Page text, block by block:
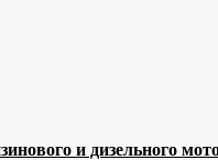
и дизельного